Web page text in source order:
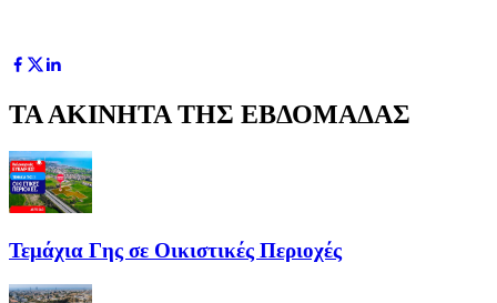
ΤΑ ΑΚΙΝΗΤΑ ΤΗΣ ΕΒΔΟΜΑΔΑΣ
Τεμάχια Γης σε Οικιστικές Περιοχές